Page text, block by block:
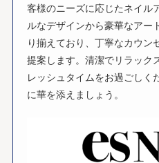
客様のニーズに応じたネイル
ルなデザインから豪華なアー
り揃えており、丁寧なカウン
提案します。清潔でリラック
レッシュタイムをお過ごしく
に華を添えましょう。